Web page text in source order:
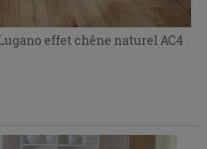
effet chêne naturel AC4